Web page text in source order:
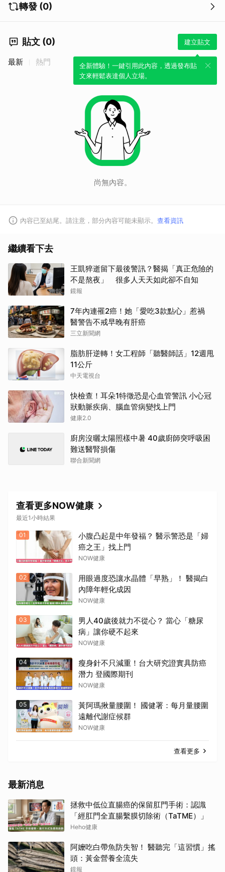
轉發 (0)
貼文 (0) 建立貼文
全新體驗！一鍵引用此內容，透過發布貼
文來輕鬆表達個人立場。
最新 熱門
尚無內容。
內容已至結尾。請注意，部分內容可能未顯示。 查看資訊
繼續看下去
王凱猝逝留下最後警訊？醫揭「真正危險的
不是熬夜」 很多人天天如此卻不自知
鏡報
7年內連罹2癌！她「愛吃3款點心」惹禍
醫警告不戒早晚有肝癌
三立新聞網
脂肪肝逆轉！女工程師「聽醫師話」12週甩
11公斤
中天電視台
快檢查！耳朵1特徵恐是心血管警訊 小心冠
狀動脈疾病、腦血管病變找上門
健康2.0
廚房沒曬太陽照樣中暑 40歲廚師突呼吸困
難送醫腎損傷
聯合新聞網
查看更多NOW健康
最近1小時結果
01
小腹凸起是中年發福？ 醫示警恐是「婦
癌之王」找上門
NOW健康
02
用眼過度恐讓水晶體「早熟」！ 醫揭白
內障年輕化成因
NOW健康
03
男人40歲後就力不從心？ 當心「糖尿
病」讓你硬不起來
NOW健康
04
瘦身針不只減重！台大研究證實具防癌
潛力 登國際期刊
NOW健康
05
黃阿瑪揪量腰圍！ 國健署：每月量腰圍
遠離代謝症候群
NOW健康
查看更多
最新消息
拯救中低位直腸癌的保留肛門手術：認識
「經肛門全直腸繫膜切除術（TaTME）」
Heho健康
阿嬤吃白帶魚防失智！ 醫聽完「這習慣」搖
頭：黃金營養全流失
鏡報
取消